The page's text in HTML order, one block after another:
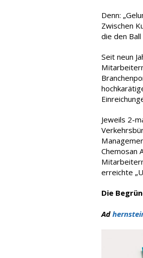
Denn:
Zwischen
die den
Seit neun
Jeweils 2-
Chemosan
erreichte
Die
Ad